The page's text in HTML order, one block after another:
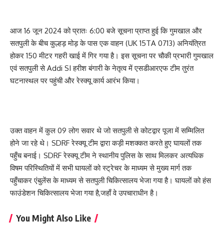
आज 16 जून 2024 को प्रातः 6:00 बजे सूचना प्राप्त हुई कि गुमखाल और
सतपुली के बीच कुल्हड़ मोड़ के पास एक वाहन (UK 15TA 0713) अनियंत्रित
होकर 150 मीटर गहरी खाई में गिर गया है। इस सूचना पर चौकी प्रभारी गुमखाल
एवं सतपुली से Addi SI हरीश बंगारी के नेतृत्व में एसडीआरएफ टीम तुरंत
घटनास्थल पर पहुंची और रेस्क्यू कार्य आरंभ किया।
उक्त वाहन में कुल 09 लोग सवार थे जो सतपुली से कोटद्वार पूजा में सम्मिलित
होने जा रहे थे। SDRF रेस्क्यू टीम द्वारा कड़ी मशक्कत करते हुए घायलों तक
पहुँच बनाई। SDRF रेस्क्यू टीम ने स्थानीय पुलिस के साथ मिलकर अत्यधिक
विषम परिस्थितियों में सभी घायलों को स्ट्रेचर के माध्यम से मुख्य मार्ग तक
पहुँचाकर एंबुलेंस के माध्यम से सतपुली चिकित्सालय भेजा गया है। घायलों को हंस
फाउंडेशन चिकित्सालय भेजा गया है,जहाँ वे उपचाराधीन है।
You Might Also Like